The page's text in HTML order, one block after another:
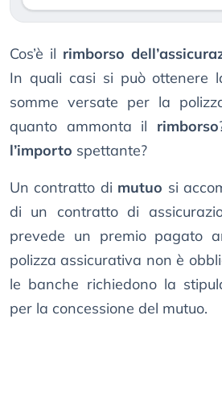
Cos’è il rimborso
In quali casi si può ottenere
somme versate per la
quanto ammonta il rimborso
l’importo spettante?
Un contratto di mutuo si
di un contratto di
prevede un premio pagato
polizza assicurativa non è
le banche richiedono la
per la concessione del mutuo.